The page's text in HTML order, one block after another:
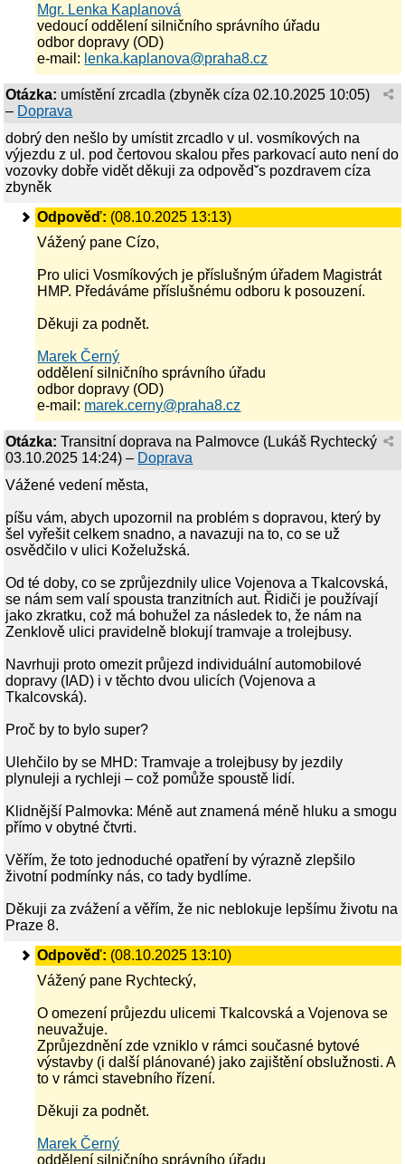
Mgr. Lenka Kaplanová
vedoucí oddělení silničního správního úřadu
odbor dopravy (OD)
e-mail: lenka.kaplanova@praha8.cz
Otázka: umístění zrcadla (zbyněk cíza 02.10.2025 10:05)
– Doprava
dobrý den nešlo by umístit zrcadlo v ul. vosmíkových na
výjezdu z ul. pod čertovou skalou přes parkovací auto není do
vozovky dobře vidět děkuji za odpovědˇs pozdravem cíza
zbyněk
Odpověď: (08.10.2025 13:13)
Vážený pane Cízo,
Pro ulici Vosmíkových je příslušným úřadem Magistrát
HMP. Předáváme příslušnému odboru k posouzení.
Děkuji za podnět.
Marek Černý
oddělení silničního správního úřadu
odbor dopravy (OD)
e-mail: marek.cerny@praha8.cz
Otázka: Transitní doprava na Palmovce (Lukáš Rychtecký
03.10.2025 14:24) – Doprava
Vážené vedení města,
píšu vám, abych upozornil na problém s dopravou, který by
šel vyřešit celkem snadno, a navazuji na to, co se už
osvědčilo v ulici Koželužská.
Od té doby, co se zprůjezdnily ulice Vojenova a Tkalcovská,
se nám sem valí spousta tranzitních aut. Řidiči je používají
jako zkratku, což má bohužel za následek to, že nám na
Zenklově ulici pravidelně blokují tramvaje a trolejbusy.
Navrhuji proto omezit průjezd individuální automobilové
dopravy (IAD) i v těchto dvou ulicích (Vojenova a
Tkalcovská).
Proč by to bylo super?
Ulehčilo by se MHD: Tramvaje a trolejbusy by jezdily
plynuleji a rychleji – což pomůže spoustě lidí.
Klidnější Palmovka: Méně aut znamená méně hluku a smogu
přímo v obytné čtvrti.
Věřím, že toto jednoduché opatření by výrazně zlepšilo
životní podmínky nás, co tady bydlíme.
Děkuji za zvážení a věřím, že nic neblokuje lepšímu životu na
Praze 8.
Odpověď: (08.10.2025 13:10)
Vážený pane Rychtecký,
O omezení průjezdu ulicemi Tkalcovská a Vojenova se
neuvažuje.
Zprůjezdnění zde vzniklo v rámci současné bytové
výstavby (i další plánované) jako zajištění obslužnosti. A
to v rámci stavebního řízení.
Děkuji za podnět.
Marek Černý
oddělení silničního správního úřadu